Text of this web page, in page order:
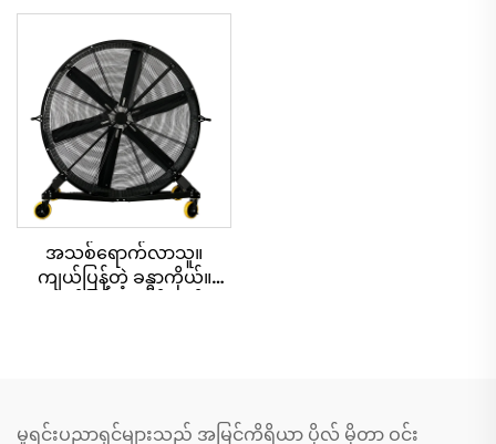
အသစ်ရောက်လာသူ။
ကျယ်ပြန့်တဲ့ ခန္ဓာကိုယ်။
မူရင်းပညာရှင်များသည် အမြင်ကိရိယာ ပိုလ် မိုတာ ဝင်း